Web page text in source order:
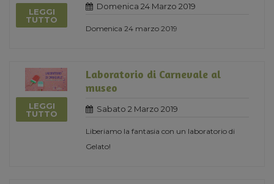
LEGGI
TUTTO
Domenica 24 Marzo 2019
Domenica 24 marzo 2019
LEGGI
TUTTO
Laboratorio di Carnevale al
museo
Sabato 2 Marzo 2019
Liberiamo la fantasia con un laboratorio di
Gelato!